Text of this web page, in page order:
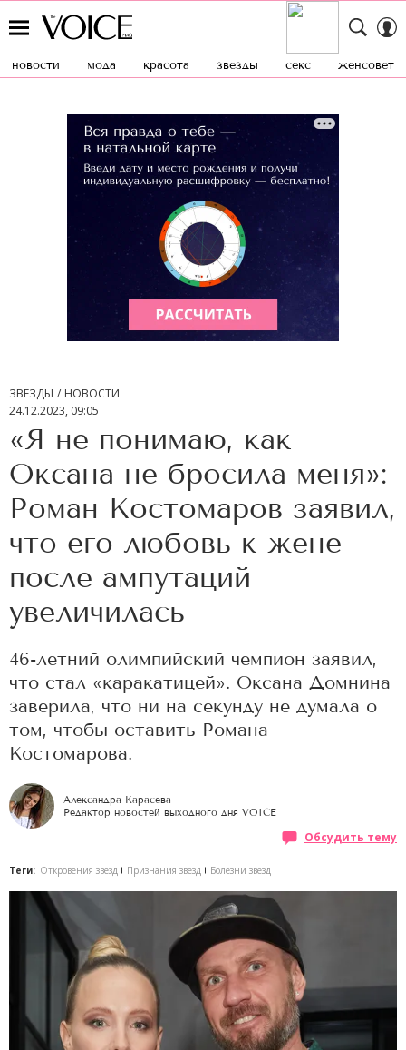
новости мода красота звезды секс женсовет
ЗВЕЗДЫ
НОВОСТИ
24.12.2023, 09:05
«Я не понимаю, как
Оксана не бросила меня»:
Роман Костомаров заявил,
что его любовь к жене
после ампутаций
увеличилась
46-летний олимпийский чемпион заявил,
что стал «каракатицей». Оксана Домнина
заверила, что ни на секунду не думала о
том, чтобы оставить Романа
Костомарова.
Александра Карасева
Редактор новостей выходного дня VOICE
Обсудить тему
Теги: Откровения звезд Признания звезд Болезни звезд